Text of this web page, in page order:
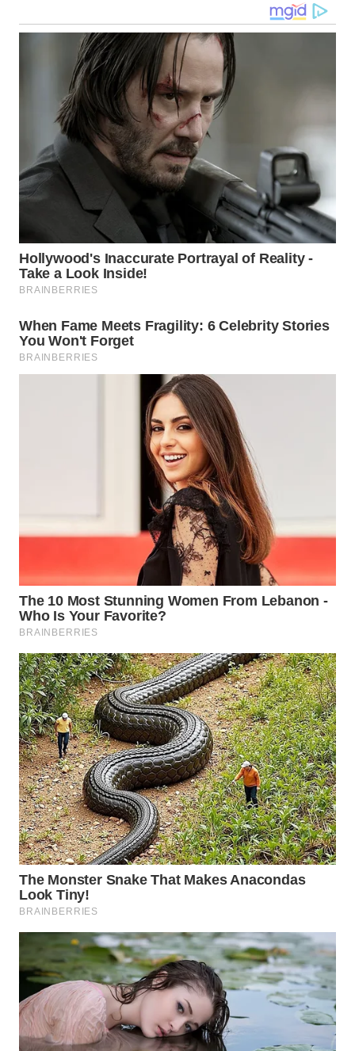
TANJUNG
LESUNG
KARO
WN
SIMALUNGUN
WN
LABUHANBATU
TAPANULI
TENGAH
PAKPAK
WN
KARAWANG
WN
BEKASI
WN
BOGOR
WN
DEPOK
WN
TAPANULI
UTARA
WN
SAMOSIR
WN
PADANG
LAWAS
WN
SUMEDANG